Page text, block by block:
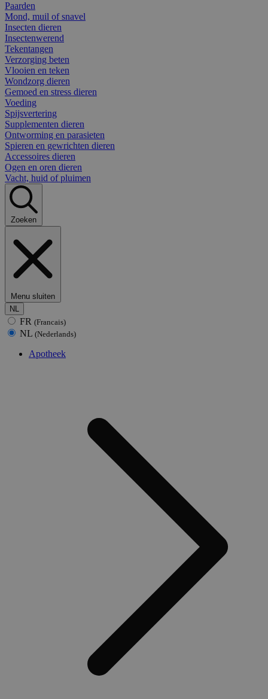
Paarden
Mond, muil of snavel
Insecten dieren
Insectenwerend
Tekentangen
Verzorging beten
Vlooien en teken
Wondzorg dieren
Gemoed en stress dieren
Voeding
Spijsvertering
Supplementen dieren
Ontworming en parasieten
Spieren en gewrichten dieren
Accessoires dieren
Ogen en oren dieren
Vacht, huid of pluimen
Zoeken
Menu sluiten
NL
FR (Francais)
NL (Nederlands)
Apotheek